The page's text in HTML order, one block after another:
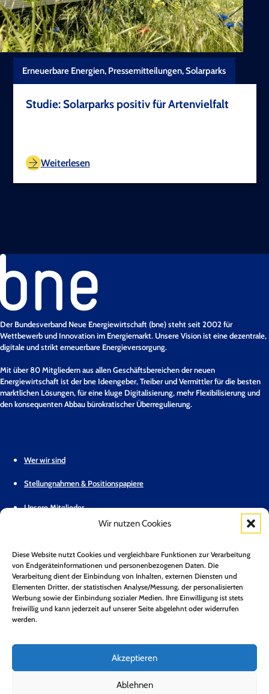
Wir nutzen Cookies
Diese Website nutzt Cookies und vergleichbare Funktionen zur Verarbeitung
von Endgeräteinformationen und personenbezogenen Daten. Die
Verarbeitung dient der Einbindung von Inhalten, externen Diensten und
Elementen Dritter, der statistischen Analyse/Messung, der personalisierten
Werbung sowie der Einbindung sozialer Medien. Ihre Einwilligung ist stets
freiwillig und kann jederzeit auf unserer Seite abgelehnt oder widerrufen
werden.
Akzeptieren
Ablehnen
Erneuerbare Energien, Pressemitteilungen, Solarparks
Studie: Solarparks positiv für️ Artenvielfalt
Weiterlesen
Der Bundesverband Neue Energiewirtschaft (bne) steht seit 2002 für
Wettbewerb und Innovation im Energiemarkt. Unsere Vision ist eine dezentrale,
digitale und strikt erneuerbare Energieversorgung.
Mit über 80 Mitgliedern aus allen Geschäftsbereichen der neuen
Energiewirtschaft ist der bne Ideengeber, Treiber und Vermittler für die besten
marktlichen Lösungen, für eine kluge Digitalisierung, mehr Flexibilisierung und
den konsequenten Abbau bürokratischer Überregulierung.
Wer wir sind
Stellungnahmen & Positionspapiere
Unsere Mitglieder
Pressemitteilungen
Mitglied werden
Kontakt